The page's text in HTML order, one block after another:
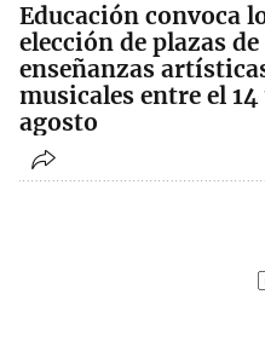
Educación convoca
elección de plazas
enseñanzas
musicales entre el 14
agosto